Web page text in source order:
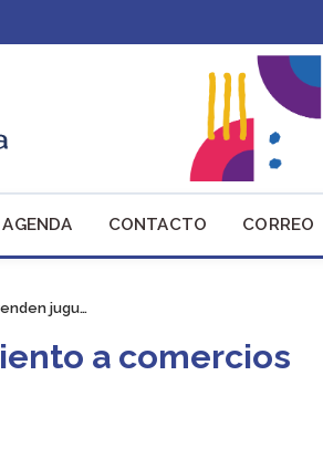
AGENDA CONTACTO CORREO
jugu…
a comercios